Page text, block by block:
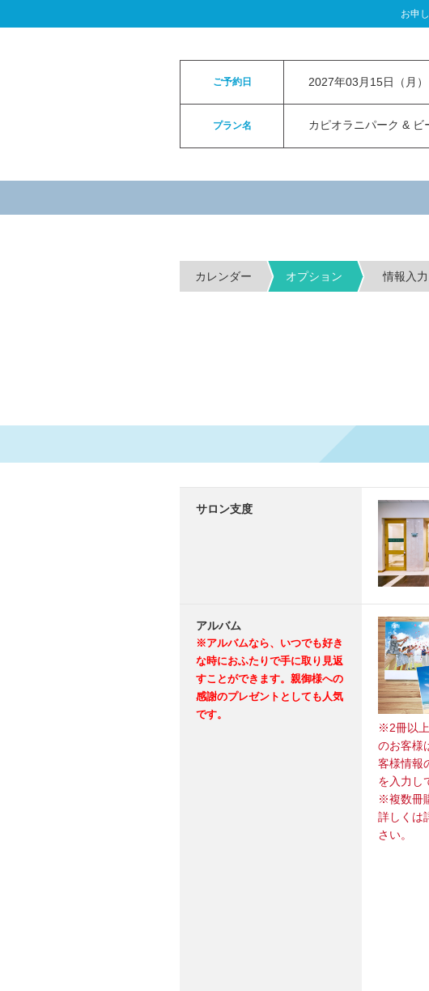
お申し込み オプ
お申
ご予約日 2027年03月15日（月
プラン名 カピオラニパーク &
カレンダー オプション 情報入力
サロン支度
アルバム
※アルバムなら、いつでも好き
な時におふたりで手に取り見返
すことができます。親御様への
感謝のプレゼントとしても人気
です。
※2冊以
のお客様
客様情報
を入力し
※複数冊
詳しくは
さい。